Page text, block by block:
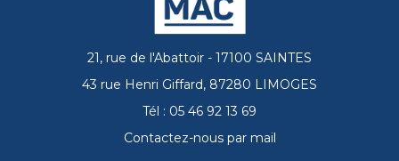
21, rue de l'Abattoir - 17100 SAINTES
43 rue Henri Giffard, 87280 LIMOGES
Tél : 05 46 92 13 69
Contactez-nous par mail